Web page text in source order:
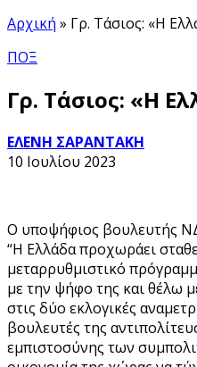
Αρχική » Γρ. Τάσιος: «Η
ΠΟΞ
Γρ. Τάσιος: «Η
ΕΛΕΝΗ ΣΑΡΑΝΤΑΚΗ
10 Ιουλίου 2023
Ο υποψήφιος βουλευτής ΝΔ
“Η Ελλάδα προχωράει
μεταρρυθμιστικό
με την ψήφο της και θέλω
στις δύο εκλογικές
βουλευτές της
εμπιστοσύνης των